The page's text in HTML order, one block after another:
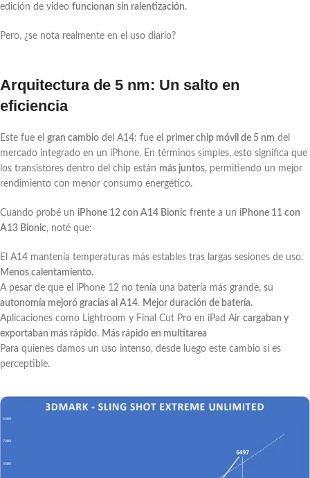
edición de video funcionan sin ralentización.
Pero, ¿se nota realmente en el uso diario?
Arquitectura de 5 nm: Un salto en
eficiencia
Este fue el gran cambio del A14: fue el primer chip móvil de 5 nm del
mercado integrado en un iPhone. En términos simples, esto significa que
los transistores dentro del chip están más juntos, permitiendo un mejor
rendimiento con menor consumo energético.
Cuando probé un iPhone 12 con A14 Bionic frente a un iPhone 11 con
A13 Bionic, noté que:
El A14 mantenía temperaturas más estables tras largas sesiones de uso.
Menos calentamiento.
A pesar de que el iPhone 12 no tenía una batería más grande, su
autonomía mejoró gracias al A14. Mejor duración de batería.
Aplicaciones como Lightroom y Final Cut Pro en iPad Air cargaban y
exportaban más rápido. Más rápido en multitarea
Para quienes damos un uso intenso, desde luego este cambio sí es
perceptible.